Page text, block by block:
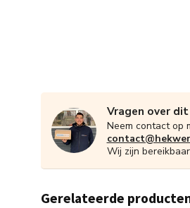
Vragen over
Neem contact op
Wij zijn
Gerelateerde